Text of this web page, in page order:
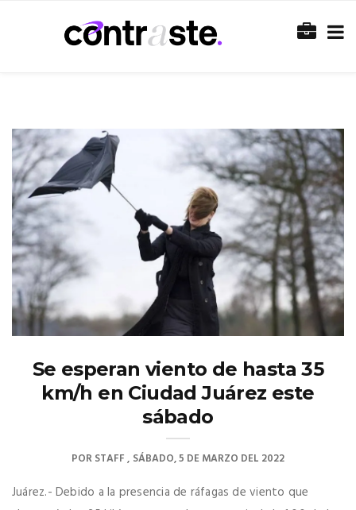
Se esperan viento de hasta 35
km/h en Ciudad Juárez este
sábado
PORSTAFF SÁBADO, 5 DE MARZO DEL 2022
Juárez.- Debido a la presencia de ráfagas de viento que